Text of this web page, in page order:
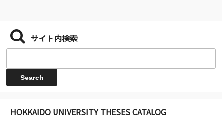
サイト内検索
HOKKAIDO UNIVERSITY THESES CATALOG